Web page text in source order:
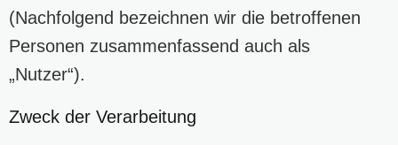
(Nachfolgend bezeichnen wir die betroffenen
Personen zusammenfassend auch als
„Nutzer“).
Zweck der Verarbeitung